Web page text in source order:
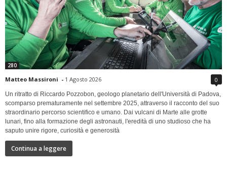
280
Matteo Massironi - 1 Agosto 2026 0
Un ritratto di Riccardo Pozzobon, geologo planetario dell'Università di Padova,
scomparso prematuramente nel settembre 2025, attraverso il racconto del suo
straordinario percorso scientifico e umano. Dai vulcani di Marte alle grotte
lunari, fino alla formazione degli astronauti, l'eredità di uno studioso che ha
saputo unire rigore, curiosità e generosità
Continua a leggere